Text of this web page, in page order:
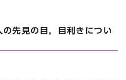
先見の目，目利きについ